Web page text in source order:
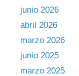
junio 2026
abril 2026
marzo 2026
junio 2025
marzo 2025